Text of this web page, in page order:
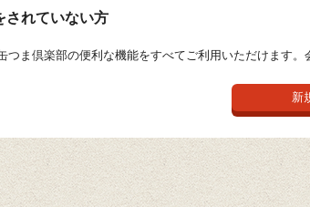
されていない方
つま倶楽部の便利な機能をすべてご利用いただけます
新